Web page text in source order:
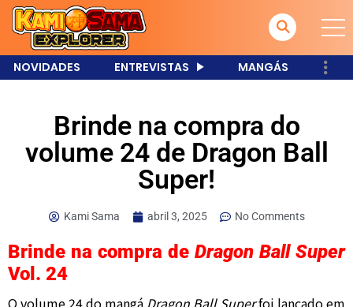
NOVIDADES ENTREVISTAS MANGÁS
Brinde na compra do
volume 24 de Dragon Ball
Super!
Kami Sama abril 3, 2025 No Comments
Brinde na compra de Dragon Ball Super
Vol. 24
O volume 24 do mangá Dragon Ball Superfoi lançado em